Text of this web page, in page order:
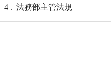
4 法務部主管法規